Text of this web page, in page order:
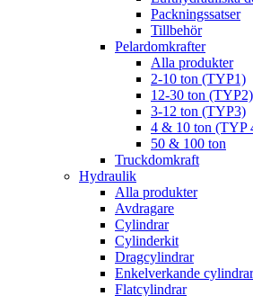
Packningssatser
Tillbehör
Pelardomkrafter
Alla produkter
2-10 ton (TYP1)
12-30 ton (TYP2)
3-12 ton (TYP3)
4 & 10 ton (TYP
50 & 100 ton
Truckdomkraft
Hydraulik
Alla produkter
Avdragare
Cylindrar
Cylinderkit
Dragcylindrar
Enkelverkande cylindrar
Flatcylindrar